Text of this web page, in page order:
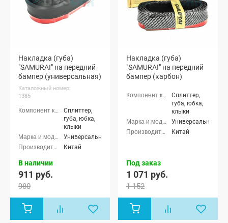
Накладка (губа)
"SAMURAI" на передний
бампер (универсальная)
Каталожный номер:
1385
Сплиттер,
губа, юбка,
клыки
Универсальные
Китай
В наличии
911 руб.
980
Накладка (губа)
"SAMURAI" на передний
бампер (карбон)
Сплиттер,
губа, юбка,
клыки
Универсальные
Китай
Под заказ
1 071 руб.
1 152